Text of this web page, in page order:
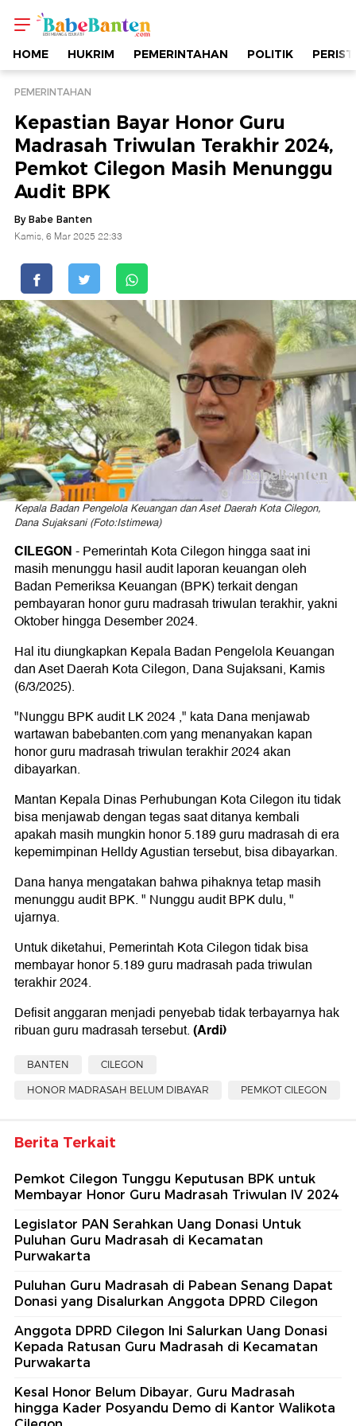
Kepastian
Bayar
Honor
Guru
Madrasah
Triwulan
Terakhir
2024,
Pemkot
Cilegon
Masih
Menunggu
Audit
BPK
HOME HUKRIM PEMERINTAHAN POLITIK
PEMERINTAHAN
Kepastian Bayar Honor Guru
Madrasah Triwulan Terakhir 2024,
Pemkot Cilegon Masih Menunggu
Audit BPK
By Babe Banten
Kamis, 6 Mar 2025 22:33
Kepala Badan Pengelola Keuangan dan Aset Daerah Kota Cilegon,
Dana Sujaksani (Foto:Istimewa)
CILEGON- Pemerintah Kota Cilegon hingga saat ini
masih menunggu hasil audit laporan keuangan oleh
Badan Pemeriksa Keuangan (BPK) terkait dengan
pembayaran honor guru madrasah triwulan terakhir, yakni
Oktober hingga Desember 2024.
Hal itu diungkapkan Kepala Badan Pengelola Keuangan
dan Aset Daerah Kota Cilegon, Dana Sujaksani, Kamis
(6/3/2025).
"Nunggu BPK audit LK 2024 ," kata Dana menjawab
wartawan babebanten.com yang menanyakan kapan
honor guru madrasah triwulan terakhir 2024 akan
dibayarkan.
Mantan Kepala Dinas Perhubungan Kota Cilegon itu tidak
bisa menjawab dengan tegas saat ditanya kembali
apakah masih mungkin honor 5.189 guru madrasah di era
kepemimpinan Helldy Agustian tersebut, bisa dibayarkan.
Dana hanya mengatakan bahwa pihaknya tetap masih
menunggu audit BPK. " Nunggu audit BPK dulu, "
ujarnya.
Untuk diketahui, Pemerintah Kota Cilegon tidak bisa
membayar honor 5.189 guru madrasah pada triwulan
terakhir 2024.
Defisit anggaran menjadi penyebab tidak terbayarnya hak
ribuan guru madrasah tersebut.(Ardi)
BANTEN CILEGON
HONOR MADRASAH BELUM DIBAYAR PEMKOT CILEGON
Berita Terkait
Pemkot Cilegon Tunggu Keputusan BPK untuk
Membayar Honor Guru Madrasah Triwulan IV 2024
Legislator PAN Serahkan Uang Donasi Untuk
Puluhan Guru Madrasah di Kecamatan
Purwakarta
Puluhan Guru Madrasah di Pabean Senang Dapat
Donasi yang Disalurkan Anggota DPRD Cilegon
Anggota DPRD Cilegon Ini Salurkan Uang Donasi
Kepada Ratusan Guru Madrasah di Kecamatan
Purwakarta
Kesal Honor Belum Dibayar, Guru Madrasah
hingga Kader Posyandu Demo di Kantor Walikota